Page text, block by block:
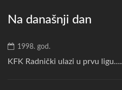
Na današnji dan
1998. god.
KFK Radnički ulazi u prvu ligu....